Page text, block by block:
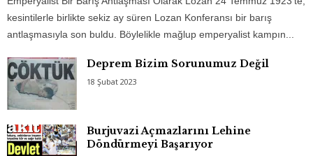
kesintilerle birlikte sekiz ay süren Lozan Konferansı bir barış
antlaşmasıyla son buldu. Böylelikle mağlup emperyalist kampın...
Deprem Bizim Sorunumuz Değil
18 Şubat 2023
Burjuvazi Açmazlarını Lehine
Döndürmeyi Başarıyor